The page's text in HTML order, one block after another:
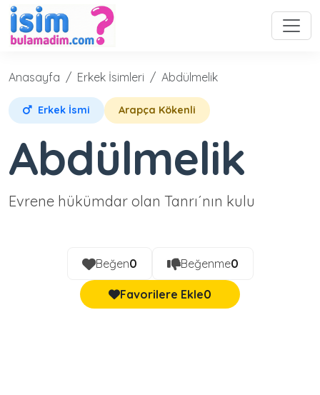
Anasayfa Erkek İsimleri Abdülmelik
Erkek İsmi Arapça Kökenli
Abdülmelik
Evrene hükümdar olan Tanrı´nın kulu
Beğen0 Beğenme0
Favorilere Ekle0